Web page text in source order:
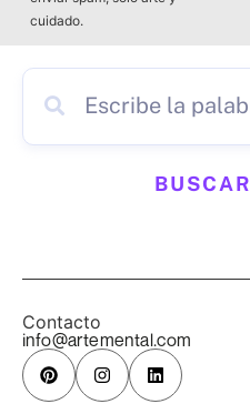
cuidado.
BUSCAR
Contacto
info@artemental.com